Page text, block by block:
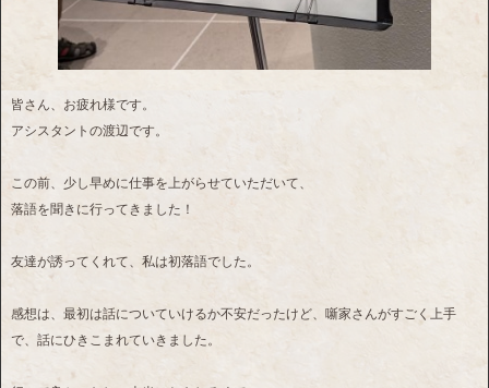
皆さん、お疲れ様です。
アシスタントの渡辺です。
この前、少し早めに仕事を上がらせていただいて、
落語を聞きに行ってきました！
友達が誘ってくれて、私は初落語でした。
感想は、最初は話についていけるか不安だったけど、噺家さんがすごく上手
で、話にひきこまれていきました。